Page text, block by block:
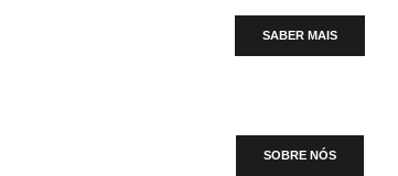
SABER MAIS
SOBRE NÓS